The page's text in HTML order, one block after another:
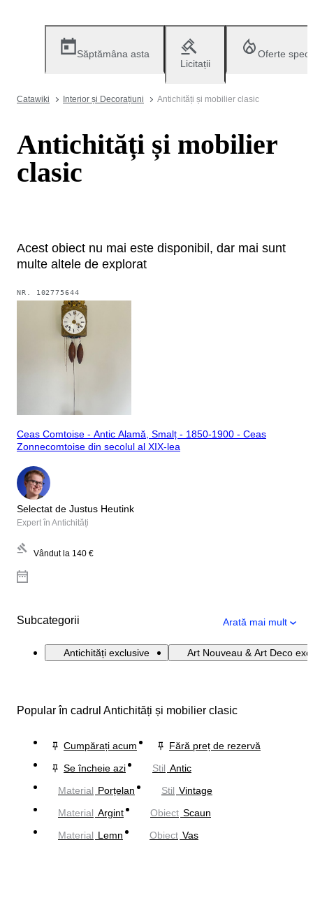
Săptămâna asta
Licitații
Oferte
Catawiki Interior și Decorațiuni Antichități și mobilier clasic
Antichități și mobilier
clasic
Acest obiect nu mai este disponibil, dar mai sunt
multe altele de explorat
NR. 102775644
Ceas Comtoise - Antic Alamă, Smalț - 1850-1900 - Ceas
Zonnecomtoise din secolul al XIX-lea
Selectat de Justus Heutink
Expert în Antichități
Vândut la 140 €
Subcategorii Arată mai mult
Antichități exclusive Art Nouveau & Art Deco
Popular în cadrul Antichități și mobilier clasic
Cumpărați acum
Fără preț de rezervă
Se încheie azi
Stil Antic
Material Porțelan Stil Vintage
Material Argint Obiect Scaun
Material Lemn Obiect Vas